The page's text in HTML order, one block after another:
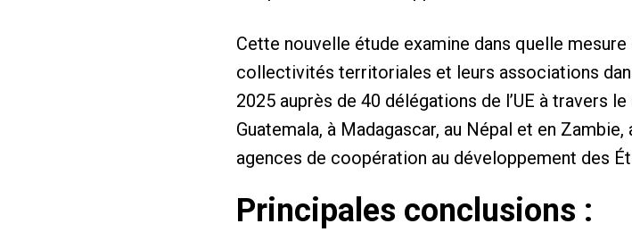
Cette nouvelle étude examine dans quelle
collectivités territoriales et leurs associations
2025 auprès de 40 délégations de l’UE à travers
Guatemala, à Madagascar, au Népal et en
agences de coopération au développement des
Principales conclusions :